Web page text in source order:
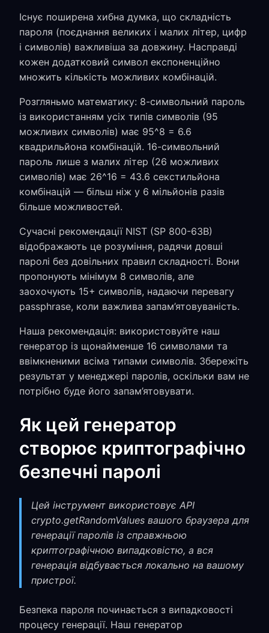
Існує поширена хибна думка, що складність
пароля (поєднання великих і малих літер, цифр
і символів) важливіша за довжину. Насправді
кожен додатковий символ експоненційно
множить кількість можливих комбінацій.
Розгляньмо математику: 8-символьний пароль
із використанням усіх типів символів (95
можливих символів) має 95^8 = 6.6
квадрильйона комбінацій. 16-символьний
пароль лише з малих літер (26 можливих
символів) має 26^16 = 43.6 секстильйона
комбінацій — більш ніж у 6 мільйонів разів
більше можливостей.
Сучасні рекомендації NIST (SP 800-63B)
відображають це розуміння, радячи довші
паролі без довільних правил складності. Вони
пропонують мінімум 8 символів, але
заохочують 15+ символів, надаючи перевагу
passphrase, коли важлива запам’ятовуваність.
Наша рекомендація: використовуйте наш
генератор із щонайменше 16 символами та
ввімкненими всіма типами символів. Збережіть
результат у менеджері паролів, оскільки вам не
потрібно буде його запам’ятовувати.
Як цей генератор
створює криптографічно
безпечні паролі
Цей інструмент використовує API
crypto.getRandomValues вашого браузера для
генерації паролів із справжньою
криптографічною випадковістю, а вся
генерація відбувається локально на вашому
пристрої.
Безпека пароля починається з випадковості
процесу генерації. Наш генератор